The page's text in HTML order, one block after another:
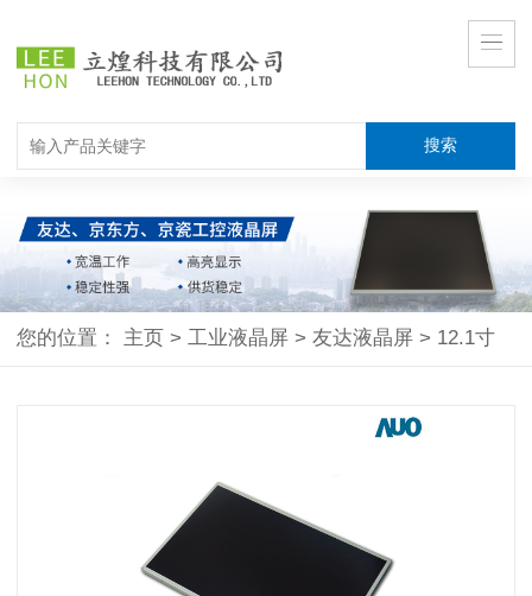
您的位置： 主页 > 工业液晶屏 > 友达液晶屏 > 12.1寸